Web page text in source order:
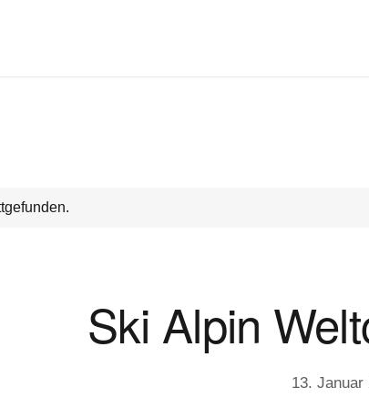
Ski Alpin
13. Januar